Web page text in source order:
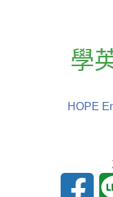
學
HOPE